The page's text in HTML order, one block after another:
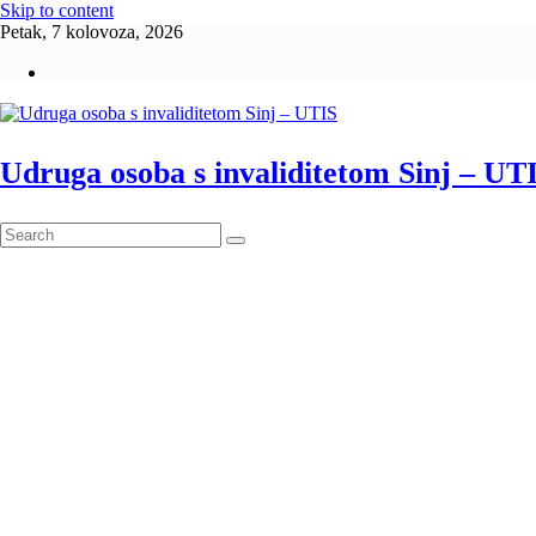
Skip to content
Petak, 7 kolovoza, 2026
Udruga osoba s invaliditetom Sinj –